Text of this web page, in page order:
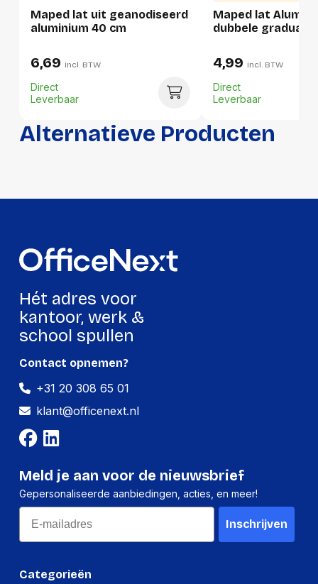
Per pallet
Hoogte:
Lengte:
-
Alternatieve Producten
Maped lat uit geanodiseerd
aluminium 40 cm
6,69 incl. BTW
Direct
Leverbaar
Maped lat
dubbele
4,99 incl. BTW
Direct
Leverbaar
Hét adres voor
kantoor, werk &
school spullen
Categorieën
Contact opnemen?
+31 20 308 65 01
klant@officenext.nl
Meld je aan voor de nieuwsbrief
Gepersonaliseerde aanbiedingen, acties, en meer!
Email
Inschrijven